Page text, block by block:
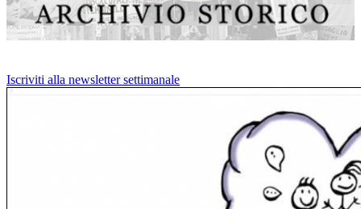
Iscriviti alla newsletter settimanale